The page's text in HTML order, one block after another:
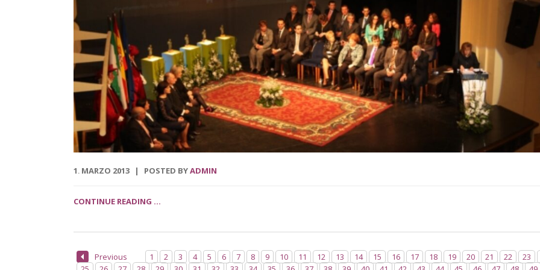
1 . MARZO 2013 POSTED BYADMIN
CONTINUE READING ...
Previous 1 2 3 4 5 6 7 8 9 10 11 12 13 14 15 16 17 18 19 20 21 22
23